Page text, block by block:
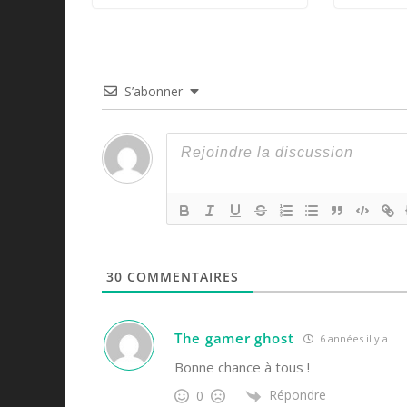
S’abonner
30 COMMENTAIRES
The gamer ghost 6 années il y a
Bonne chance à tous !
0 Répondre